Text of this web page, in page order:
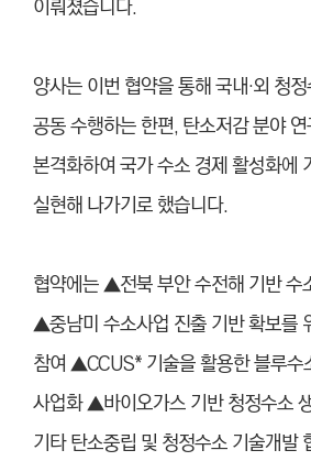
이뤄졌습니다.
양사는 이번 협약을 통해 국내·외 청
공동 수행하는 한편, 탄소저감 분야
본격화하여 국가 수소 경제 활성화에
실현해 나가기로 했습니다.
협약에는 ▲전북 부안 수전해 기반 수
▲중남미 수소사업 진출 기반 확보를
참여 ▲CCUS* 기술을 활용한 블루수
사업화 ▲바이오가스 기반 청정수소
기타 탄소중립 및 청정수소 기술개발